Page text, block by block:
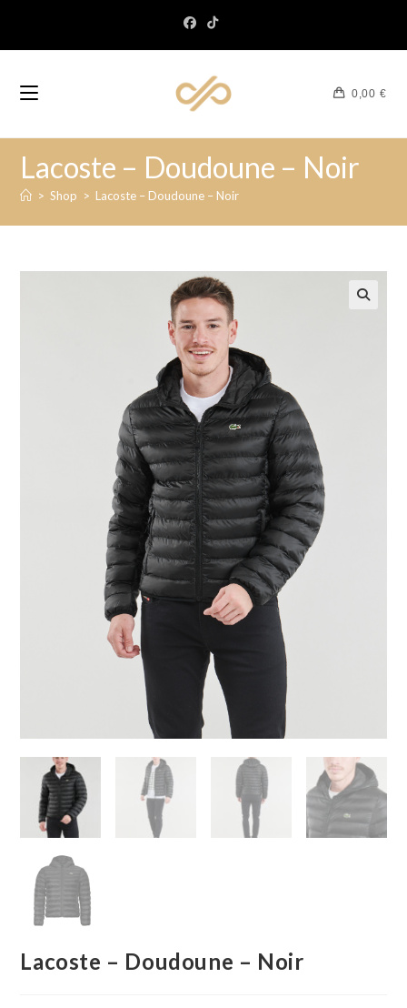
0,00 €
Lacoste – Doudoune – Noir
> Shop > Lacoste – Doudoune – Noir
Lacoste – Doudoune – Noir